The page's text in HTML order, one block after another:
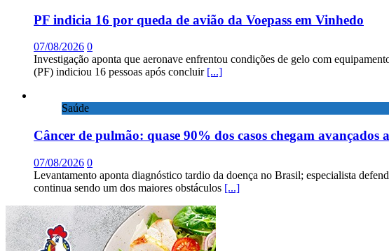
PF indicia 16 por queda de avião da Voepass em Vinhedo
07/08/2026 0
Investigação aponta que aeronave enfrentou condições de gelo com
(PF) indiciou 16 pessoas após concluir [...]
Saúde
Câncer de pulmão: quase 90% dos casos chegam avançados
07/08/2026 0
Levantamento aponta diagnóstico tardio da doença no Brasil; especialista
continua sendo um dos maiores obstáculos [...]